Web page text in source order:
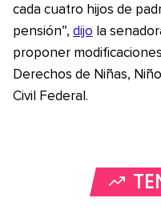
cada cuatro hijos de
pensión”, dijo la
proponer
Derechos de Niñas,
Civil Federal.